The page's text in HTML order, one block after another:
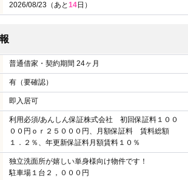
2026/08/23（あと14日）
普通借家・契約期間 24ヶ月
有（要確認）
即入居可
利用必須/あんしん保証株式会社 初回保証料１００
００円ｏｒ２５０００円、月額保証料 賃料総額
１．２％、年更新保証料月額賃料１０％
独立洗面所が嬉しい単身様向け物件です！
駐車場１台２，０００円